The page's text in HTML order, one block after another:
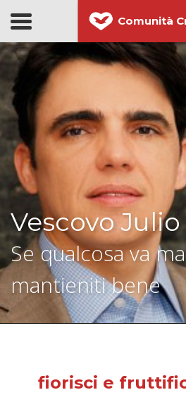
Comunità
Vescovo
Se qualcosa va
mantieniti bene
fiorisci e